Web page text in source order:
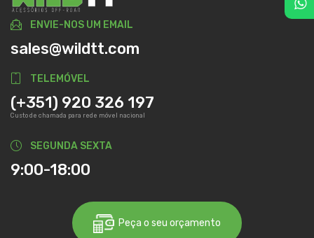
ENVIE-NOS UM EMAIL
sales@wildtt.com
TELEMÓVEL
(+351) 920 326 197
Custo de chamada para rede móvel nacional
SEGUNDA SEXTA
9:00-18:00
Peça o seu orçamento